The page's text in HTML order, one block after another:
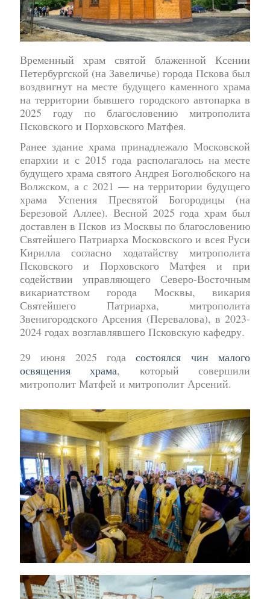
Временный храм святой блаженной Ксении
Петербургской (на Завеличье) города Пскова был
воздвигнут на месте будущего каменного храма
на территории бывшего городского автопарка в
2025 году по благословению митрополита
Псковского и Порховского Матфея.
Ранее здание храма принадлежало Московской
епархии и с 2015 года располагалось на месте
будущего храма святого Андрея Боголюбского на
Волжском, а с 2021 — на территории будущего
храма Успения Пресвятой Богородицы (на
Березовой Аллее). Весной 2025 года храм был
доставлен в Псков из Москвы по благословению
Святейшего Патриарха Московского и всея Руси
Кирилла согласно ходатайству митрополита
Псковского и Порховского Матфея и при
содействии управляющего Северо-Восточным
викариатством города Москвы, викария
Святейшего Патриарха, митрополита
Звенигородского Арсения (Перевалова), в 2023-
2024 годах возглавлявшего Псковскую кафедру.
29 июня 2025 годасостоялся чин малого
освящения храма, который совершили
митрополит Матфей и митрополит Арсений.